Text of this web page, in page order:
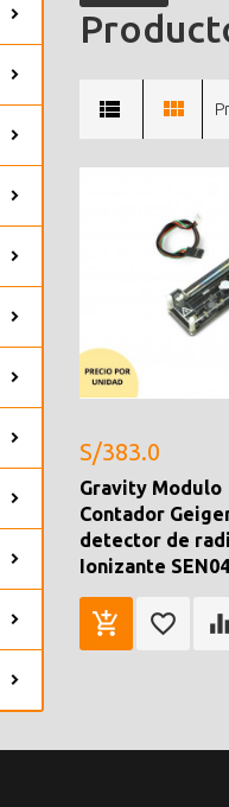
S/383.0
Gravity Modulo
Contador
detector de
Ionizante